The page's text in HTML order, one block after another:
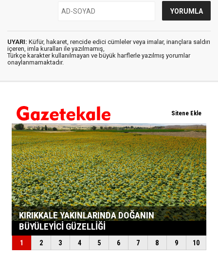
UYARI: Küfür, hakaret, rencide edici cümleler veya imalar, inançlara saldırı
içeren, imla kuralları ile yazılmamış,
Türkçe karakter kullanılmayan ve büyük harflerle yazılmış yorumlar
onaylanmamaktadır.